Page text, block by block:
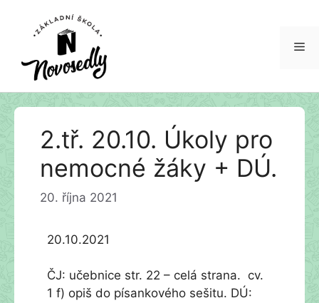
Přeskočit
2.tř. 20.10. Úkoly pro
nemocné žáky + DÚ.
20. října 2021
20.10.2021
ČJ: učebnice str. 22 – celá strana. cv.
1 f) opiš do písankového sešitu. DÚ: